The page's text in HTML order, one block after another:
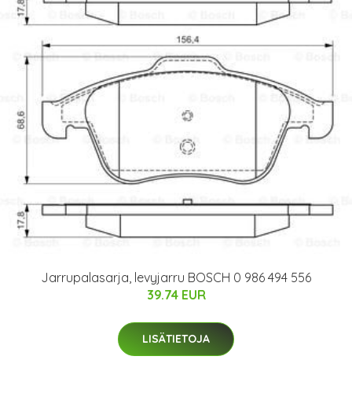
Jarrupalasarja, levyjarru BOSCH 0 986 494 556
39.74 EUR
LISÄTIETOJA